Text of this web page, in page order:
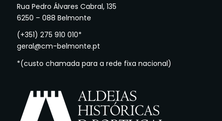
Rua Pedro Álvares Cabral, 135
6250 – 088 Belmonte
(+351) 275 910 010*
geral@cm-belmonte.pt
*(custo chamada para a rede fixa nacional)